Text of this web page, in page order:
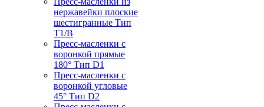
нержавейки плоские
шестигранные Тип
T1/B
Пресс-масленки с
воронкой прямые
180° Тип D1
Пресс-масленки с
воронкой угловые
45° Тип D2